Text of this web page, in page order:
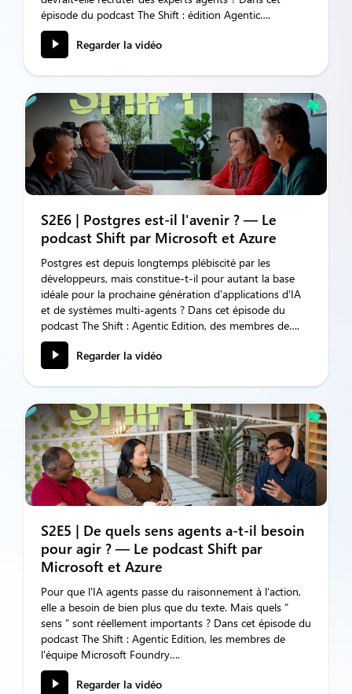
épisode du podcast The Shift : édition Agentic….
Regarder la vidéo
S2E6 | Postgres est-il l'avenir ? — Le
podcast Shift par Microsoft et Azure
Postgres est depuis longtemps plébiscité par les
développeurs, mais constitue-t-il pour autant la base
idéale pour la prochaine génération d'applications d'IA
et de systèmes multi-agents ? Dans cet épisode du
podcast The Shift : Agentic Edition, des membres de….
Regarder la vidéo
S2E5 | De quels sens agents a-t-il besoin
pour agir ? — Le podcast Shift par
Microsoft et Azure
Pour que l'IA agents passe du raisonnement à l'action,
elle a besoin de bien plus que du texte. Mais quels “
sens ” sont réellement importants ? Dans cet épisode du
podcast The Shift : Agentic Edition, les membres de
l'équipe Microsoft Foundry….
Regarder la vidéo